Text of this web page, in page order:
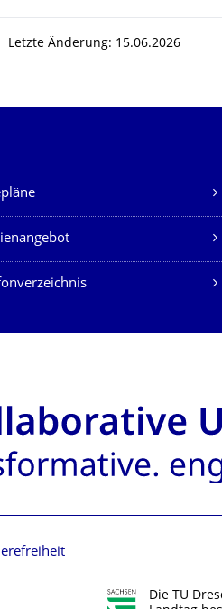
Letzte Änderung: 15.06.2026
Dienste
Die TU